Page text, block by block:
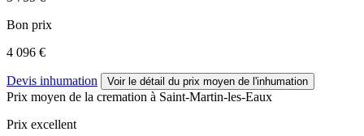
Bon prix
4 096 €
Devis inhumation Voir le détail du prix moyen de l'inhumation
Prix moyen de la cremation à Saint-Martin-les-Eaux
Prix excellent